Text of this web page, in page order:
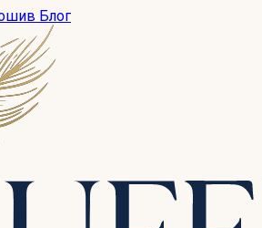
Блог